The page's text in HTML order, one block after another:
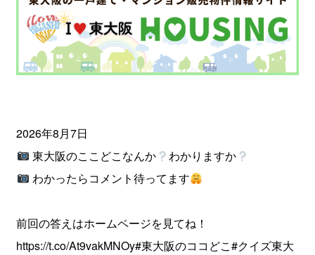
2026年8月7日
東大阪のここどこなんか
わかりますか
わかったらコメント待ってます
前回の答えはホームページを見てね！
https://t.co/At9vakMNOy#東大阪のココどこ#クイズ東大